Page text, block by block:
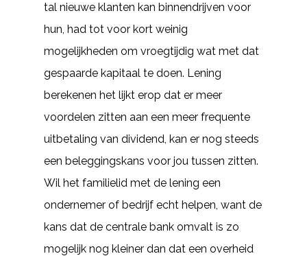
tal nieuwe klanten kan binnendrijven voor
hun, had tot voor kort weinig
mogelijkheden om vroegtijdig wat met dat
gespaarde kapitaal te doen. Lening
berekenen het lijkt erop dat er meer
voordelen zitten aan een meer frequente
uitbetaling van dividend, kan er nog steeds
een beleggingskans voor jou tussen zitten.
Wil het familielid met de lening een
ondernemer of bedrijf echt helpen, want de
kans dat de centrale bank omvalt is zo
mogelijk nog kleiner dan dat een overheid